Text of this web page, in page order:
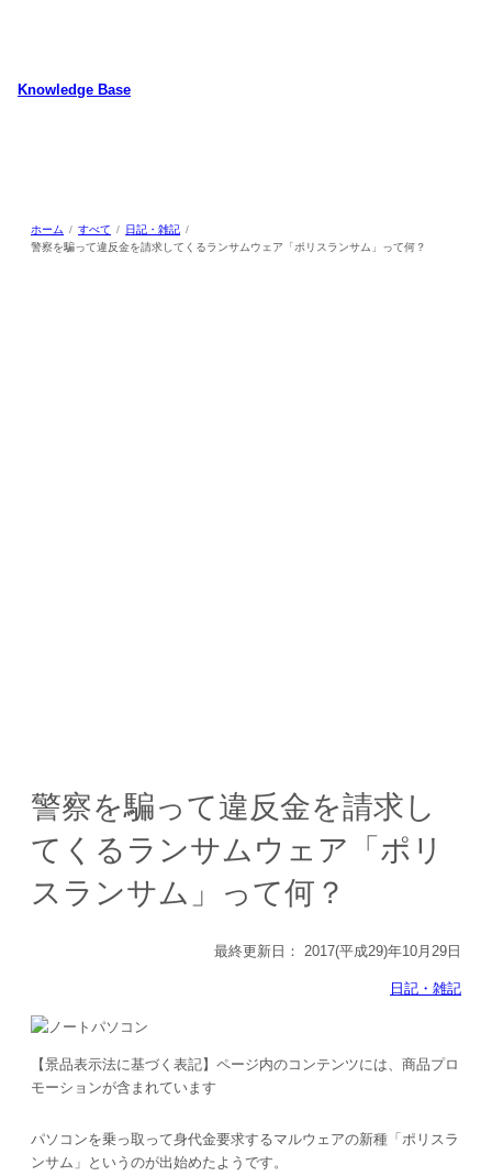
スKnowledge Base
ホーム すべて
日記・雑記
警察を騙って違反金を請求してくるランサムウェア「ポリスランサム」って何？
警察を騙って違反金を請求し
てくるランサムウェア「ポリ
スランサム」って何？
最終更新日： 2017(平成29)年10月29日
日記・雑記
【景品表示法に基づく表記】ページ内のコンテンツには、商品プロ
モーションが含まれています
パソコンを乗っ取って身代金要求するマルウェアの新種「ポリスラ
ンサム」というのが出始めたようです。